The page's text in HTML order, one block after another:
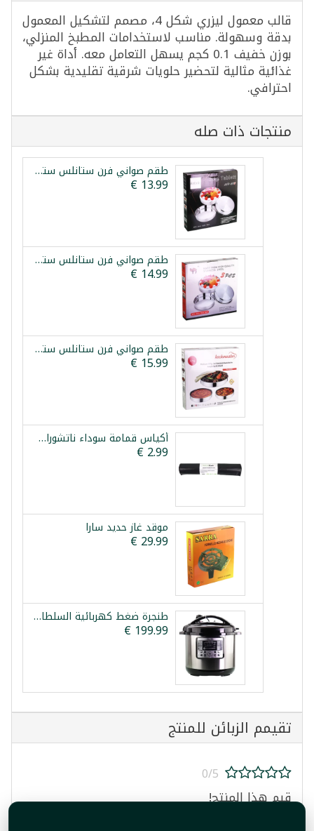
قالب معمول ليزري شكل 4، مصمم لتشكيل المعمول
بدقة وسهولة. مناسب لاستخدامات المطبخ المنزلي،
بوزن خفيف 0.1 كجم يسهل التعامل معه. أداة غير
غذائية مثالية لتحضير حلويات شرقية تقليدية بشكل
احترافي.
منتجات ذات صله
طقم صواني فرن ستانلس ستيل 3 قطع ليبكس 28/32/36سم
طقم صواني فرن ستانلس ستيل 3 قطع 28/32/36سم
طقم صواني فرن ستانلس ستيل 3 قطع كوش ماستر بلاتينيوم
أكياس قمامة سوداء ناتشوراسترك 60*80 سم 20 قطعة
موقد غاز حديد سارا
طنجرة ضغط كهربائية السلطان 15 لتر
تقيمم الزبائن للمنتج
0/5
قيم هذا المنتج!